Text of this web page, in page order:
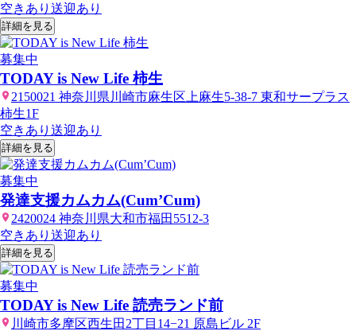
空きあり 送迎あり
詳細を見る
募集中
TODAY is New Life 柿生
2150021 神奈川県川崎市麻生区上麻生5-38-7 東和サープラス
柿生1F
空きあり 送迎あり
詳細を見る
募集中
発達支援カムカム(Cum’Cum)
2420024 神奈川県大和市福田5512-3
空きあり 送迎あり
詳細を見る
募集中
TODAY is New Life 読売ランド前
川崎市多摩区西生田2丁目14−21 原島ビル 2F